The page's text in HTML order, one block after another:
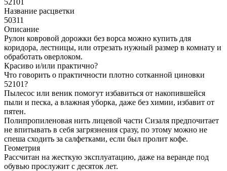
Название расцветки
50311
Описание
Рулон ковровой дорожки без ворса можно купить для
коридора, лестницы, или отрезать нужный размер в комнату и
обработать оверлоком.
Красиво и/или практично?
Что говорить о практичности плотно сотканной циновки
52101?
Пылесос или веник помогут избавиться от накопившейся
пыли и песка, а влажная уборка, даже без химии, избавит от
пятен.
Полипропиленовая нить лицевой части Сизаля предпочитает
не впитывать в себя загрязнения сразу, по этому можно не
спеша сходить за салфетками, если был пролит кофе.
Геометрия
Рассчитан на жесткую эксплуатацию, даже на веранде под
обувью прослужит с десяток лет.